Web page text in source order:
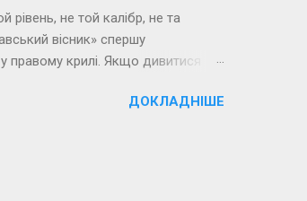
рівень, не той калібр, не та
вісник» спершу
крилі. Якщо дивитися
з раннього Владіміра
«Перець». Отакий у нас
не до мене. Кого шукав - уже не
ДОКЛАДНІШЕ